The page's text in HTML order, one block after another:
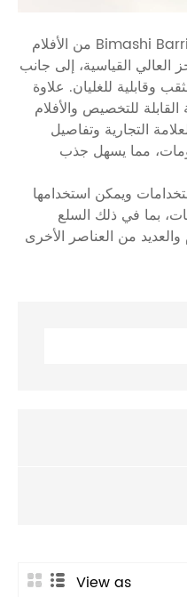
تتراوح أفلام التشكيل الحراري Bimashi Barrier من الأفلام
العالي القياسية، إلى جانب
وقابلية للغليان. علاوة
للتخصيص والأفلام
التجارية وتفاصيل
مما يسهل جذب
ويمكن استخدامها
بما في ذلك السلع
والعديد من العناصر الأخرى
View as